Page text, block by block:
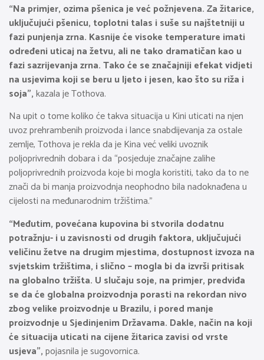
“Na primjer, ozima pšenica je već požnjevena. Za žitarice,
uključujući pšenicu, toplotni talas i suše su najštetniji u
fazi punjenja zrna. Kasnije će visoke temperature imati
određeni uticaj na žetvu, ali ne tako dramatičan kao u
fazi sazrijevanja zrna. Tako će se značajniji efekat vidjeti
na usjevima koji se beru u ljeto i jesen, kao što su riža i
soja”,kazala je Tothova.
Na upit o tome koliko će takva situacija u Kini uticati na njen
uvoz prehrambenih proizvoda i lance snabdijevanja za ostale
zemlje, Tothova je rekla da je Kina već veliki uvoznik
poljoprivrednih dobara i da “posjeduje značajne zalihe
poljoprivrednih proizvoda koje bi mogla koristiti, tako da to ne
znači da bi manja proizvodnja neophodno bila nadoknađena u
cijelosti na međunarodnim tržištima.”
“Međutim, povećana kupovina bi stvorila dodatnu
potražnju- i u zavisnosti od drugih faktora, uključujući
veličinu žetve na drugim mjestima, dostupnost izvoza na
svjetskim tržištima, i slično – mogla bi da izvrši pritisak
na globalno tržišta. U slučaju soje, na primjer, predviđa
se da će globalna proizvodnja porasti na rekordan nivo
zbog velike proizvodnje u Brazilu, i pored manje
proizvodnje u Sjedinjenim Državama. Dakle, način na koji
će situacija uticati na cijene žitarica zavisi od vrste
usjeva”,pojasnila je sugovornica.